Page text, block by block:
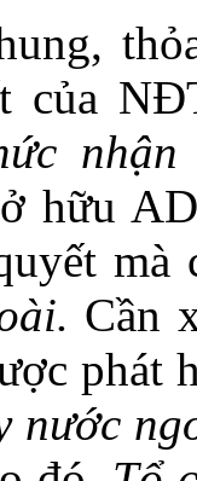
của
hữu
mà
Cần
phát
nước